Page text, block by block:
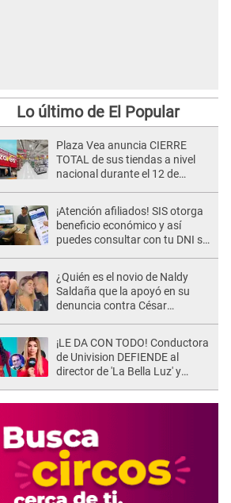
Lo último de El Popular
Plaza Vea anuncia CIERRE
TOTAL de sus tiendas a nivel
nacional durante el 12 de
¡Atención afiliados! SIS otorga
beneficio económico y así
puedes consultar con tu DNI si
¿Quién es el novio de Naldy
Saldaña que la apoyó en su
denuncia contra César
¡LE DA CON TODO! Conductora
de Univision DEFIENDE al
director de 'La Bella Luz' y